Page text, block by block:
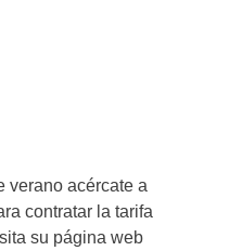
verano acércate a
contratar la tarifa
su página web